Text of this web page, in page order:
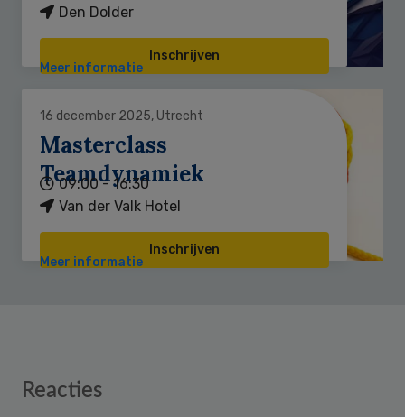
Den Dolder
Inschrijven
Meer informatie
16 december 2025, Utrecht
Masterclass
Teamdynamiek
09:00 - 16:30
Van der Valk Hotel
Inschrijven
Meer informatie
Reader
Reacties